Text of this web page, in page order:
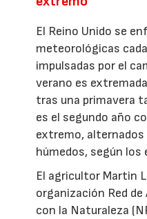
El Reino Unido se
meteorológicas
impulsadas por el
verano es
tras una primavera
es el segundo año
extremo,
húmedos, según los
El agricultor Martin
organización Red
con la Naturaleza